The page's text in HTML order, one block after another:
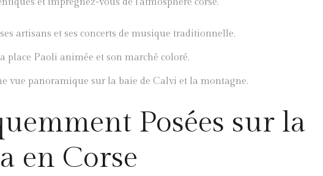
artisans et ses concerts de musique traditionnelle.
place Paoli animée et son marché coloré.
vue panoramique sur la baie de Calvi et la montagne.
Posées sur la
en Corse